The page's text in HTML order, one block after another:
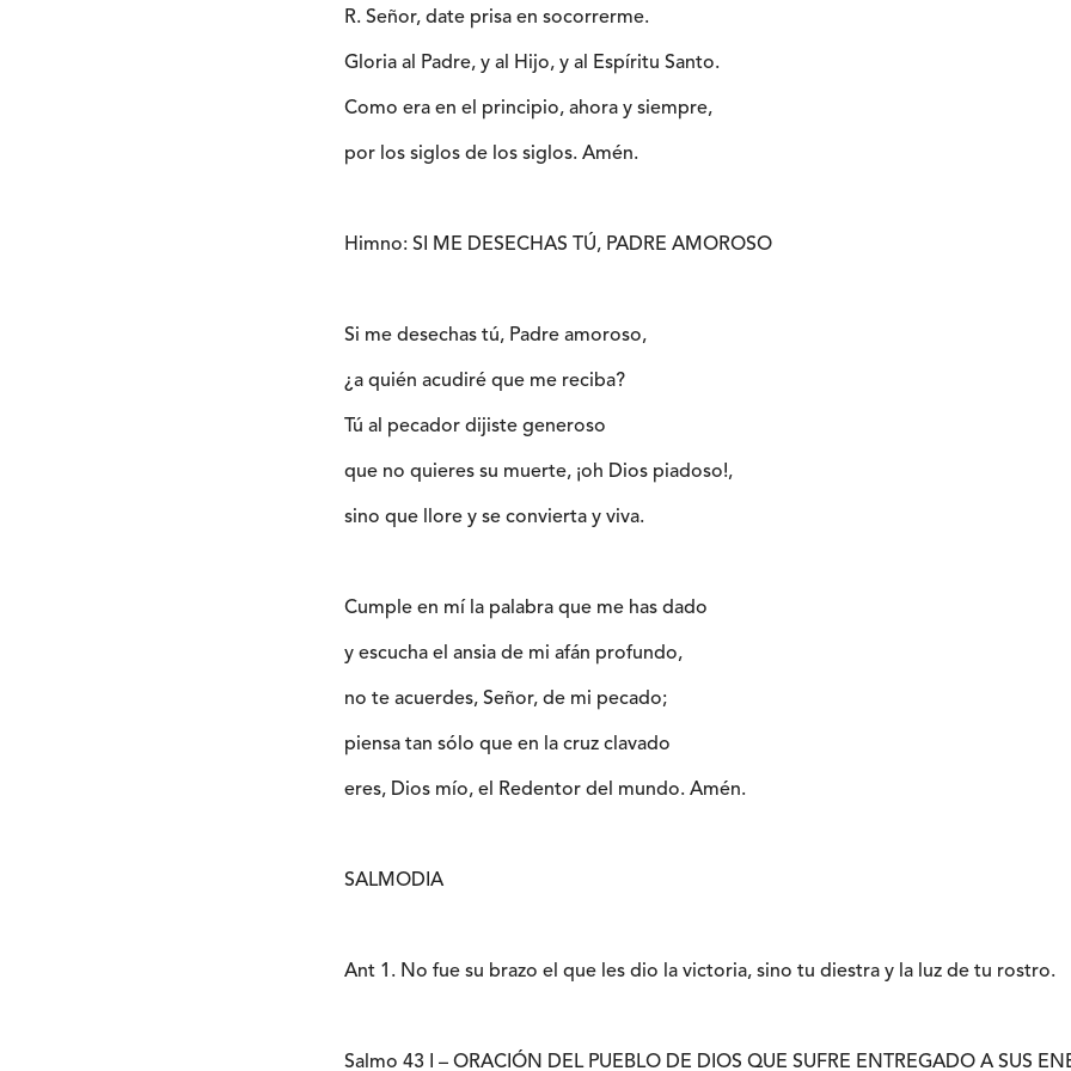
R. Señor, date prisa en socorrerme.
Gloria al Padre, y al Hijo, y al Espíritu Santo.
Como era en el principio, ahora y siempre,
por los siglos de los siglos. Amén.
Himno: SI ME DESECHAS TÚ, PADRE AMOROSO
Si me desechas tú, Padre amoroso,
¿a quién acudiré que me reciba?
Tú al pecador dijiste generoso
que no quieres su muerte, ¡oh Dios piadoso!,
sino que llore y se convierta y viva.
Cumple en mí la palabra que me has dado
y escucha el ansia de mi afán profundo,
no te acuerdes, Señor, de mi pecado;
piensa tan sólo que en la cruz clavado
eres, Dios mío, el Redentor del mundo. Amén.
SALMODIA
Ant 1. No fue su brazo el que les dio la victoria, sino tu diestra y la luz de tu rostro.
Salmo 43 I – ORACIÓN DEL PUEBLO DE DIOS QUE SUFRE ENTREGADO A SUS